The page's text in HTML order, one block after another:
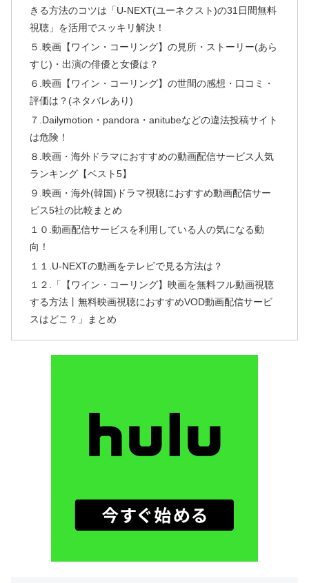
きる方法のコツは「U-NEXT(ユーネクスト)の31日間無料
視聴」を活用でスッキリ解決！
５.映画【ワイン・コーリング】の見所・ストーリー(あら
すじ)・出演の俳優と女優は？
６.映画【ワイン・コーリング】の世間の感想・口コミ・
評価は？(ネタバレあり)
７.Dailymotion・pandora・anitubeなどの違法投稿サイト
は危険！
８.映画・海外ドラマにおすすめの動画配信サービス人気
ランキング【ベスト5】
９.映画・海外(韓国)ドラマ視聴におすすめ動画配信サー
ビス5社の比較まとめ
１０.動画配信サービスを利用している人の気になる動
向！
１１.U-NEXTの動画をテレビで見る方法は？
１２.「【ワイン・コーリング】映画を無料フル動画視聴
する方法丨無料映画視聴におすすめVOD動画配信サービ
スはどこ？」まとめ